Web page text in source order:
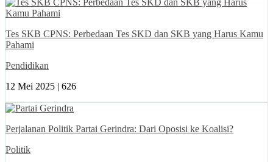
Tes SKB CPNS: Perbedaan Tes SKD dan SKB yang Harus Kamu
Pahami
Pendidikan
12 Mei 2025 | 626
Perjalanan Politik Partai Gerindra: Dari Oposisi ke Koalisi?
Politik